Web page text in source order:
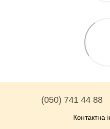
(050) 741 44 88
Контактна